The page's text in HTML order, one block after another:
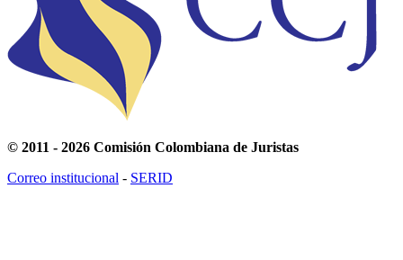
© 2011 - 2026 Comisión Colombiana de Juristas
Correo institucional - SERID